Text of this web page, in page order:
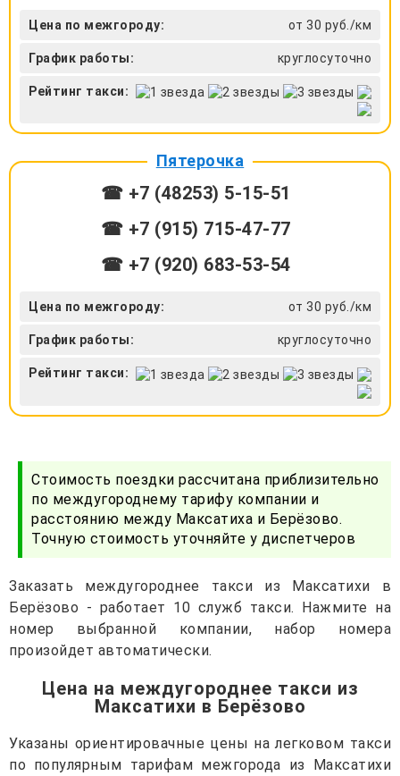
Цена по межгороду: от 30 руб./км
График работы: круглосуточно
Рейтинг такси:
Пятерочка
☎ +7 (48253) 5-15-51
☎ +7 (915) 715-47-77
☎ +7 (920) 683-53-54
Цена по межгороду: от 30 руб./км
График работы: круглосуточно
Рейтинг такси:
Стоимость поездки рассчитана приблизительно
по междугороднему тарифу компании и
расстоянию между Максатиха и Берёзово.
Точную стоимость уточняйте у диспетчеров
Заказать междугороднее такси из Максатихи в
Берёзово - работает 10 служб такси. Нажмите на
номер выбранной компании, набор номера
произойдет автоматически.
Цена на междугороднее такси из
Максатихи в Берёзово
Указаны ориентировачные цены на легковом такси
по популярным тарифам межгорода из Максатихи